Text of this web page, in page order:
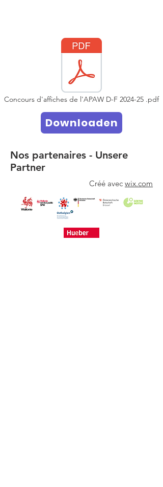
Concours d'affiches de l'APAW D-F 2024-25 .pdf
Downloaden
Nos partenaires - Unsere
Partner
Créé avec wix.com